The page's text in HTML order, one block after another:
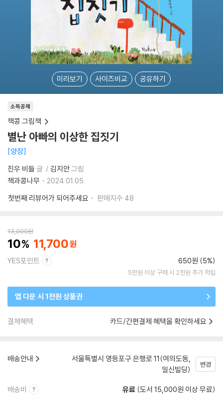
미리보기 사이즈비교 공유하기
소득공제
책콩 그림책
별난 아빠의 이상한 집짓기
양장
진우 비들 글 김지안그림
책과콩나무
2024.01.05.
첫번째 리뷰어가 되어주세요
판매지수 48
13,000원
10 11,700
YES포인트 650원 (5%)
5만원 이상 구매 시 2천원 추가 적립
앱 다운 시 1천원 상품권
결제혜택 카드/간편결제 혜택을 확인하세요
배송안내
서울특별시 영등포구 은행로 11(여의도동,
일신빌딩)
변경
배송비 유료 (도서 15,000원 이상 무료)